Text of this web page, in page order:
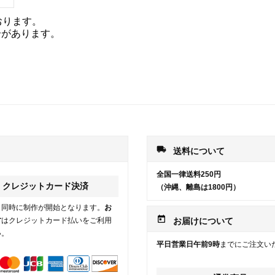
ます。
あります。
クレジットカード決済
時に制作が開始となります。 お
はクレジットカード払いをご利用
local_shipping 送料について
全国一律送料250円
（沖縄、離島は1800円）
today お届けについて
平日営業日午前9時までにご注文い